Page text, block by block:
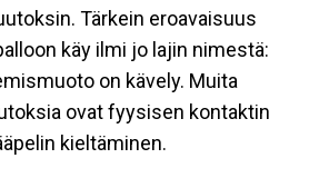
Tärkein eroavaisuus
käy ilmi jo lajin nimestä:
on kävely. Muita
ovat fyysisen kontaktin
kieltäminen.